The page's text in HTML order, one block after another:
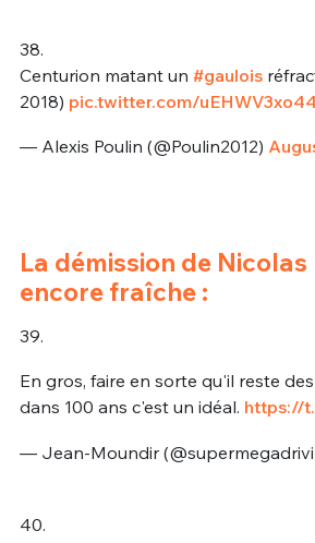
38.
Centurion matant un #gaulois
2018) pic.twitter.com/uEHWV3xo44
— Alexis Poulin (@Poulin2012)
La démission de
encore fraîche :
39.
En gros, faire en sorte qu'il reste
dans 100 ans c'est un idéal. https://
— Jean-Moundir
40.